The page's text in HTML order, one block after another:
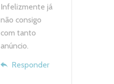
Infelizmente já
não consigo
com tanto
anúncio.
Responder